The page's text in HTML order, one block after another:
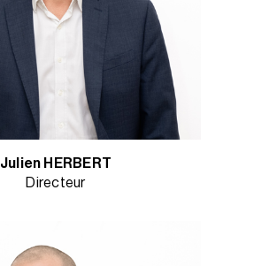
Julien HERBERT
Directeur